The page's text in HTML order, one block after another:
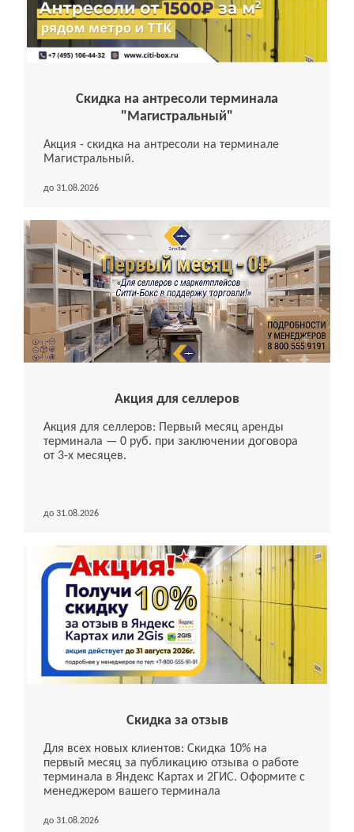
Скидка на антресоли терминала
"Магистральный"
Акция - скидка на антресоли на терминале
Магистральный.
до 31.08.2026
Акция для селлеров
Акция для селлеров: Первый месяц аренды
терминала — 0 руб. при заключении договора
от 3-х месяцев.
до 31.08.2026
Скидка за отзыв
Для всех новых клиентов: Скидка 10% на
первый месяц за публикацию отзыва о работе
терминала в Яндекс Картах и 2ГИС. Оформите с
менеджером вашего терминала
до 31.08.2026